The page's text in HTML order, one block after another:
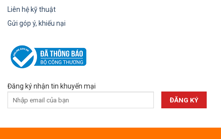
Liên hệ kỹ thuật
Gửi góp ý, khiếu nại
Đăng ký nhận tin khuyến mại